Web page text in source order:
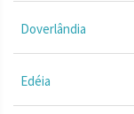
Doverlândia
Edéia